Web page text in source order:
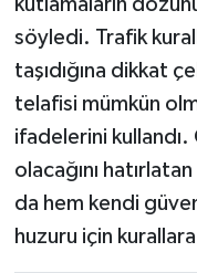
kutlamaların
söyledi. Trafik
taşıdığına dikkat
telafisi mümkün
ifadelerini
olacağını
da hem kendi
huzuru için